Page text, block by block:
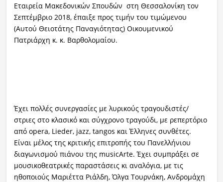
Εταιρεία Μακεδονικών Σπουδών στη Θεσσαλονίκη τον
Σεπτέμβριο 2018, έπαιξε προς τιμήν του τιμώμενου
(Αυτού Θειοτάτης Παναγιότητας) Οικουμενικού
Πατριάρχη κ. κ. Βαρθολομαίου.
Έχει πολλές συνεργασίες με λυρικούς τραγουδιστές/
στριες στο κλασικό και σύγχρονο τραγούδι, με ρεπερτόριο
από opera, Lieder, jazz, tangos και Έλληνες συνθέτες.
Είναι μέλος της κριτικής επιτροπής του Πανελλήνιου
διαγωνισμού πιάνου της musicArte. Έχει συμπράξει σε
μουσικοθεατρικές παραστάσεις κι αναλόγια, με τις
ηθοποιούς Μαριέττα Ριάλδη, Όλγα Τουρνάκη, Ανδρομάχη